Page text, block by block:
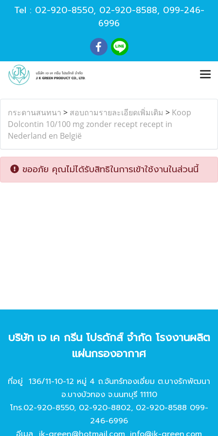
Tel : 02-920-8550, 02-920-8588, 099-246-
6996
กระดานสนทนา > สอบถามรายละเอียดเพิ่มเติม > Koop
Dolcontin 10/100 mg zonder recept recept in
Nederland en België
ขออภัย คุณไม่ได้รับสิทธิในการเข้าใช้งานในส่วนนี้
บริษัท เจ เค กรีน โปรดักส์ จํากัด โรงงานผลิต
แผ่นกรองอากาศ
ที่อยู่ 136/11-10-12 หมู่ 4 ถ.จันทร์ทองเอี่ยม ต.บางรักพัฒนา
อ.บางบัวทอง จ.นนทบุรี 11110
โทร.02-920-8550, 02-920-8802, 02-920-8588 099-
246-6996